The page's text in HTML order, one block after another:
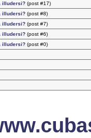
illudersi?(post #17)
illudersi?(post #8)
illudersi?(post #7)
illudersi?(post #6)
illudersi?(post #0)